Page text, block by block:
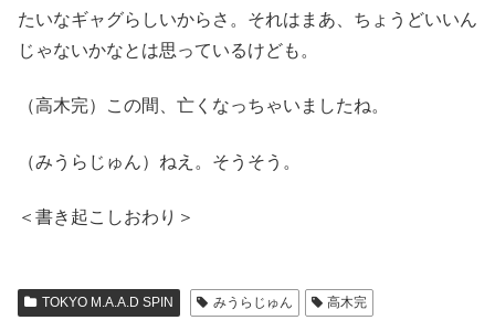
たいなギャグらしいからさ。それはまあ、ちょうどいいん
じゃないかなとは思っているけども。
（高木完）この間、亡くなっちゃいましたね。
（みうらじゅん）ねえ。そうそう。
＜書き起こしおわり＞
TOKYO M.A.A.D SPIN みうらじゅん 高木完